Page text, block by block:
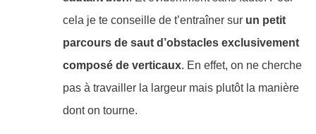
cela je te conseille de t’entraîner sur un petit
parcours de saut d’obstacles exclusivement
composé de verticaux. En effet, on ne cherche
pas à travailler la largeur mais plutôt la manière
dont on tourne.